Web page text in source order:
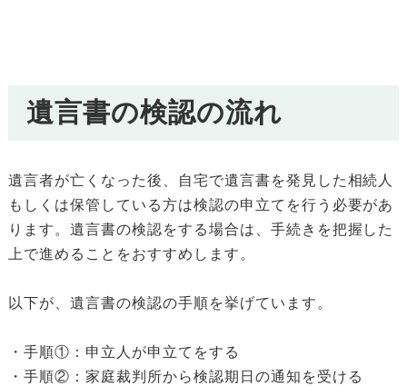
遺言書の検認の流れ
遺言者が亡くなった後、自宅で遺言書を発見した相続人
もしくは保管している方は検認の申立てを行う必要があ
ります。遺言書の検認をする場合は、手続きを把握した
上で進めることをおすすめします。
以下が、遺言書の検認の手順を挙げています。
・手順①：申立人が申立てをする
・手順②：家庭裁判所から検認期日の通知を受ける